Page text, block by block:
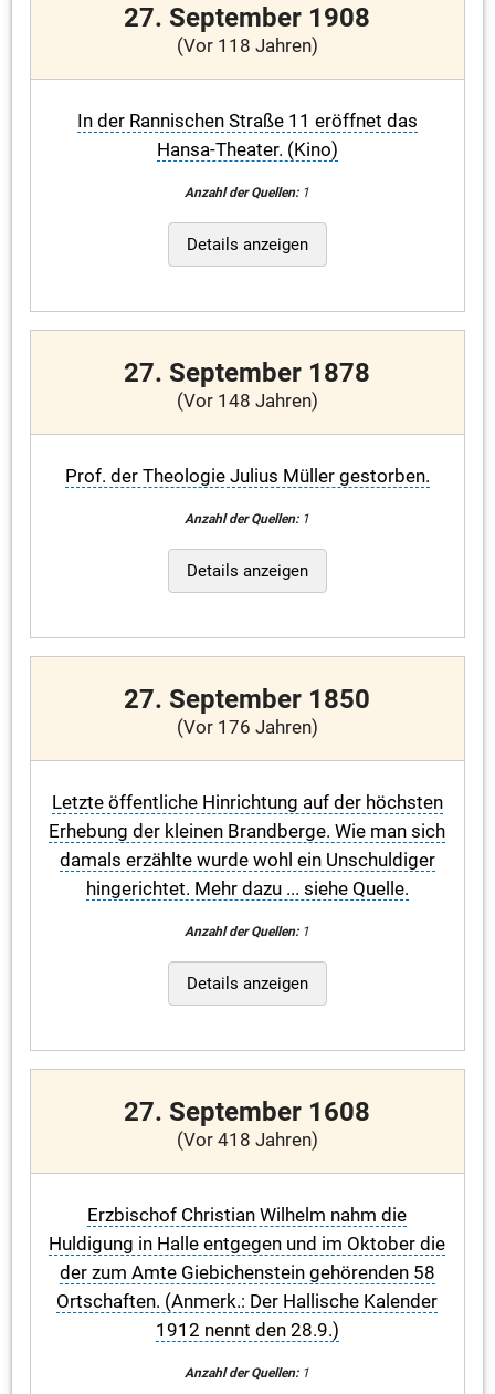
27. September 1908
(Vor 118 Jahren)
In der Rannischen Straße 11 eröffnet das
Hansa-Theater. (Kino)
Anzahl der Quellen:1
Details anzeigen
27. September 1878
(Vor 148 Jahren)
Prof. der Theologie Julius Müller gestorben.
Anzahl der Quellen:1
Details anzeigen
27. September 1850
(Vor 176 Jahren)
Letzte öffentliche Hinrichtung auf der höchsten
Erhebung der kleinen Brandberge. Wie man sich
damals erzählte wurde wohl ein Unschuldiger
hingerichtet. Mehr dazu ... siehe Quelle.
Anzahl der Quellen:1
Details anzeigen
27. September 1608
(Vor 418 Jahren)
Erzbischof Christian Wilhelm nahm die
Huldigung in Halle entgegen und im Oktober die
der zum Amte Giebichenstein gehörenden 58
Ortschaften. (Anmerk.: Der Hallische Kalender
1912 nennt den 28.9.)
Anzahl der Quellen:1